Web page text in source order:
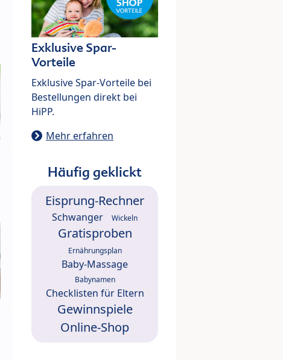
Exklusive Spar-
Vorteile
Exklusive Spar-Vorteile bei
Bestellungen direkt bei
HiPP.
Mehr erfahren
Häufig geklickt
Eisprung-Rechner
Schwanger Wickeln
Gratisproben
Ernährungsplan
Baby-Massage
Babynamen
Checklisten für Eltern
Gewinnspiele
Online-Shop